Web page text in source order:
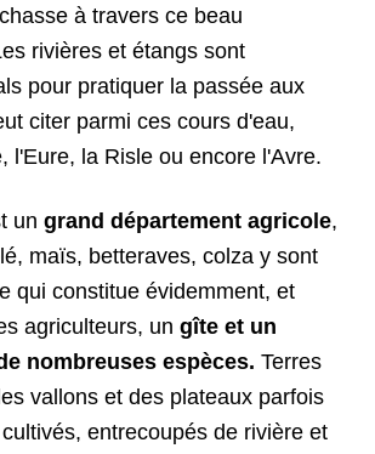
à travers ce beau
rivières et étangs sont
pour pratiquer la passée aux
citer parmi ces cours d'eau,
l'Eure, la Risle ou encore l'Avre.
un grand département agricole,
maïs, betteraves, colza y sont
qui constitue évidemment, et
agriculteurs, un gîte et un
nombreuses espèces. Terres
vallons et des plateaux parfois
entrecoupés de rivière et